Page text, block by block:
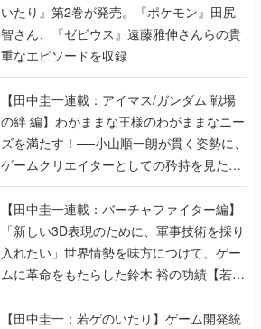
いたり』第2巻が発売。『ポケモン』田尻
智さん、『ゼビウス』遠藤雅伸さんらの貴
重なエピソードを収録
【田中圭一連載：アイマス/ガンダム 戦場
の絆 編】わがままな王様のわがままなニー
ズを満たす！──小山順一朗が貫く姿勢に、
ゲームクリエイターとしての矜持を見た
【若ゲのいたり最終回】
【田中圭一連載：バーチャファイター編】
「新しい3D表現のために、軍事技術を採り
入れたい」世界情勢を味方につけて、ゲー
ムに革命をもたらした鈴木 裕の功績【若ゲ
のいたり】
【田中圭一：若ゲのいたり】ゲーム開発統